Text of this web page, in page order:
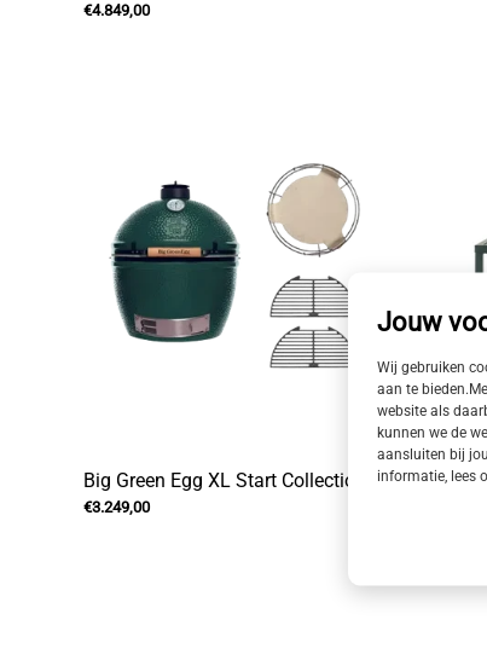
Jouw
Wij gebruiken
aan te
website als
kunnen we de
aansluiten bij
informatie, lees
€4.849,00
Big Green Egg XL Start Collection
€3.249,00